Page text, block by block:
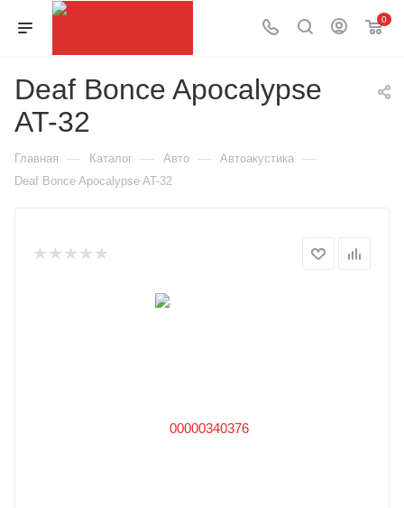
0
Deaf Bonce Apocalypse
AT-32
Главная — Каталог — Авто — Автоакустика —
Deaf Bonce Apocalypse AT-32